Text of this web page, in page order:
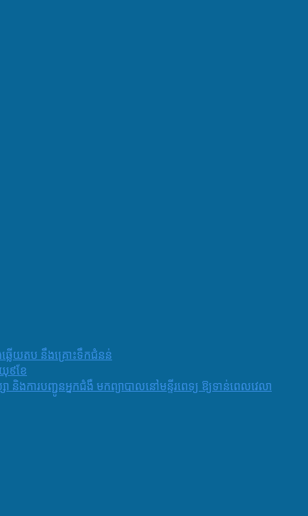
ឆ្លើយតប នឹងគ្រោះទឹកជំនន់
៩ខែ
និងការបញ្ជូនអ្នកជំងឺ មកព្យាបាលនៅមន្ទីរពេទ្យ ឱ្យទាន់ពេលវេលា